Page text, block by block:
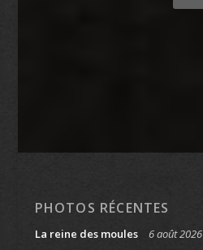
PHOTOS RÉCENTES
La reine des moules 6 août 2026